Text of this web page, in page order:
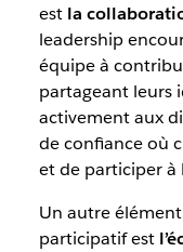
est la
leadership
équipe à
partageant leurs
activement aux
de confiance où
et de participer à
Un autre
participatif est